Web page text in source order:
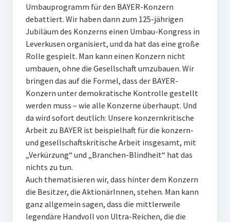
Umbauprogramm für den BAYER-Konzern
debattiert. Wir haben dann zum 125-jährigen
Jubiläum des Konzerns einen Umbau-Kongress in
Leverkusen organisiert, und da hat das eine große
Rolle gespielt. Man kann einen Konzern nicht
umbauen, ohne die Gesellschaft umzubauen. Wir
bringen das auf die Formel, dass der BAYER-
Konzern unter demokratische Kontrolle gestellt
werden muss – wie alle Konzerne überhaupt. Und
da wird sofort deutlich: Unsere konzernkritische
Arbeit zu BAYER ist beispielhaft für die konzern-
und gesellschaftskritische Arbeit insgesamt, mit
„Verkürzung“ und „Branchen-Blindheit“ hat das
nichts zu tun.
Auch thematisieren wir, dass hinter dem Konzern
die Besitzer, die AktionärInnen, stehen. Man kann
ganz allgemein sagen, dass die mittlerweile
legendäre Handvoll von Ultra-Reichen, die die